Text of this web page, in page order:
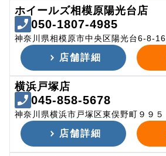
ホイールズ相模原陽光台店
050-1807-4985
神奈川県相模原市中央区陽光台6-8-16
店舗詳細
横浜戸塚店
045-858-5678
神奈川県横浜市戸塚区東俣野町９９５
店舗詳細